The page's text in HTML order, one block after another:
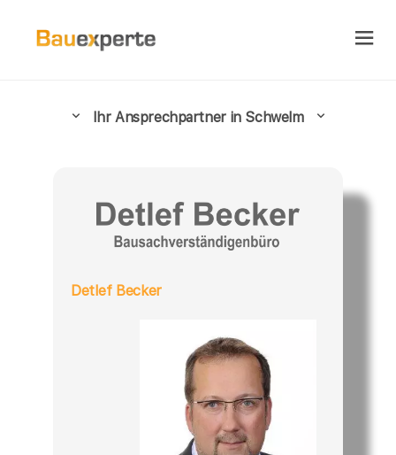
Ihr Ansprechpartner in Schwelm
Detlef Becker